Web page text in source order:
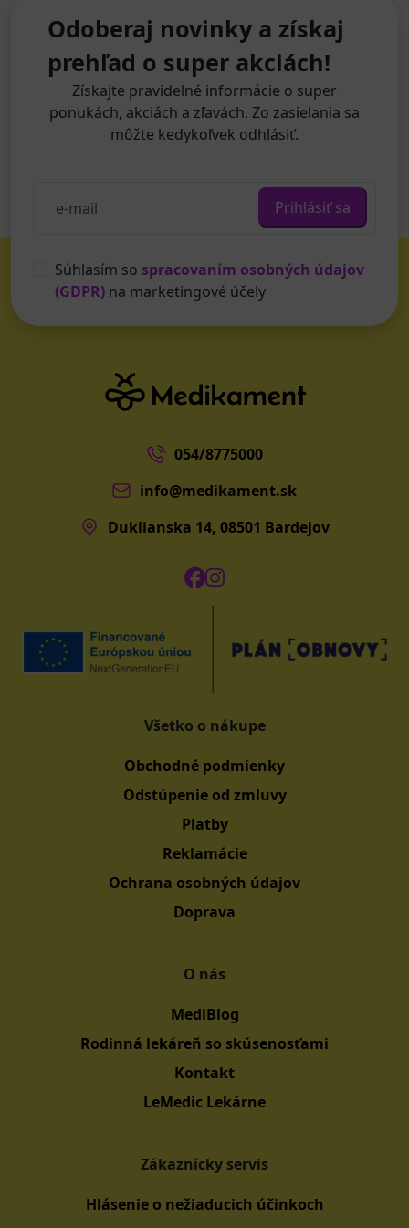
Odoberaj novinky a získaj
prehľad o super akciách!
Získajte pravidelné informácie o super
ponukách, akciách a zľavách. Zo zasielania sa
môžte kedykoľvek odhlásiť.
Prihlásiť sa
Súhlasím so spracovaním osobných údajov
(GDPR) na marketingové účely
054/8775000
info@medikament.sk
Duklianska 14, 08501 Bardejov
Všetko o nákupe
Obchodné podmienky
Odstúpenie od zmluvy
Platby
Reklamácie
Ochrana osobných údajov
Doprava
O nás
MediBlog
Rodinná lekáreň so skúsenosťami
Kontakt
LeMedic Lekárne
Zákaznícky servis
Hlásenie o nežiaducich účinkoch